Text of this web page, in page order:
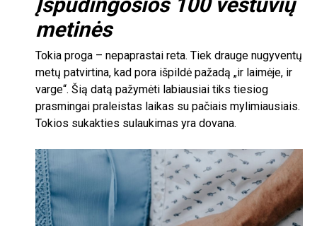
metinės
Tokia proga – nepaprastai reta. Tiek drauge nugyventų
metų patvirtina, kad pora išpildė pažadą „ir laimėje, ir
varge“. Šią datą pažymėti labiausiai tiks tiesiog
prasmingai praleistas laikas su pačiais mylimiausiais.
Tokios sukakties sulaukimas yra dovana.